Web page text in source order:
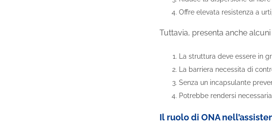
Offre elevata resistenza a
Tuttavia, presenta anche alcuni
La struttura deve essere in
La barriera necessita di
Senza un incapsulante
Potrebbe rendersi
Il ruolo di ONA